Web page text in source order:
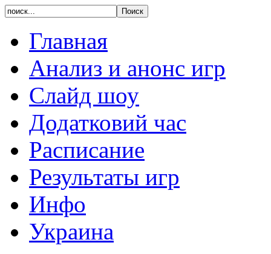
Главная
Анализ и анонс игр
Слайд шоу
Додатковий час
Расписание
Результаты игр
Инфо
Украина